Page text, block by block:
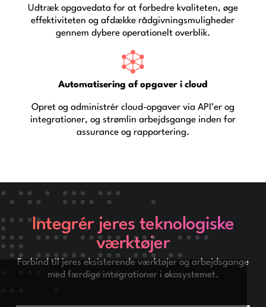
Udtræk opgavedata for at forbedre kvaliteten, øge
effektiviteten og afdække rådgivningsmuligheder
gennem dybere operationelt overblik.
Automatisering af opgaver i cloud
Opret og administrér cloud-opgaver via API’er og
integrationer, og strømlin arbejdsgange inden for
assurance og rapportering.
Integrér jeres teknologiske
værktøjer
Forbind til jeres eksisterende værktøjer og arbejdsgange
med færdige integrationer i økosystemet.